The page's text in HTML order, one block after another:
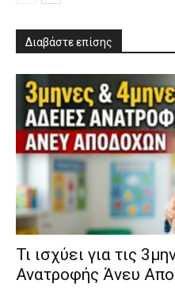
Διαβάστε επίσης
​Τι ισχύει για τις
Ανατροφής Άνευ